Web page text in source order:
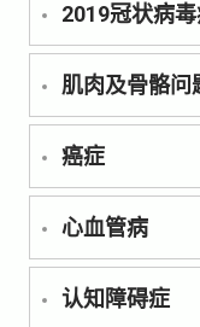
2019冠状病
肌肉及骨骼问
癌症
心血管病
认知障碍症